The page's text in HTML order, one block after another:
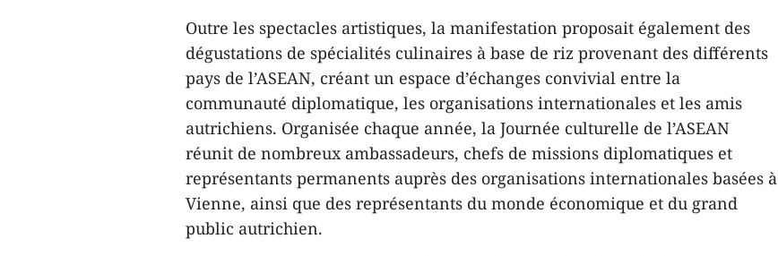
Outre les spectacles artistiques, la manifestation proposait également des
dégustations de spécialités culinaires à base de riz provenant des différents
pays de l’ASEAN, créant un espace d’échanges convivial entre la
communauté diplomatique, les organisations internationales et les amis
autrichiens. Organisée chaque année, la Journée culturelle de l’ASEAN
réunit de nombreux ambassadeurs, chefs de missions diplomatiques et
représentants permanents auprès des organisations internationales basées à
Vienne, ainsi que des représentants du monde économique et du grand
public autrichien.